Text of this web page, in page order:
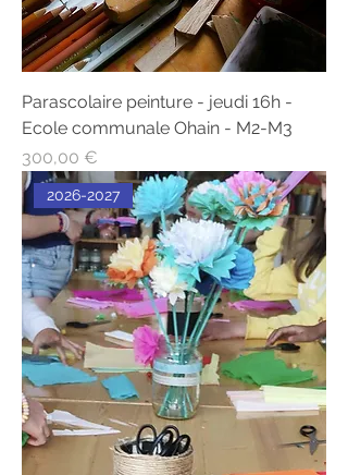
Parascolaire peinture - jeudi 16h -
Ecole communale Ohain - M2-M3
Prix
300,00 €
2026-2027